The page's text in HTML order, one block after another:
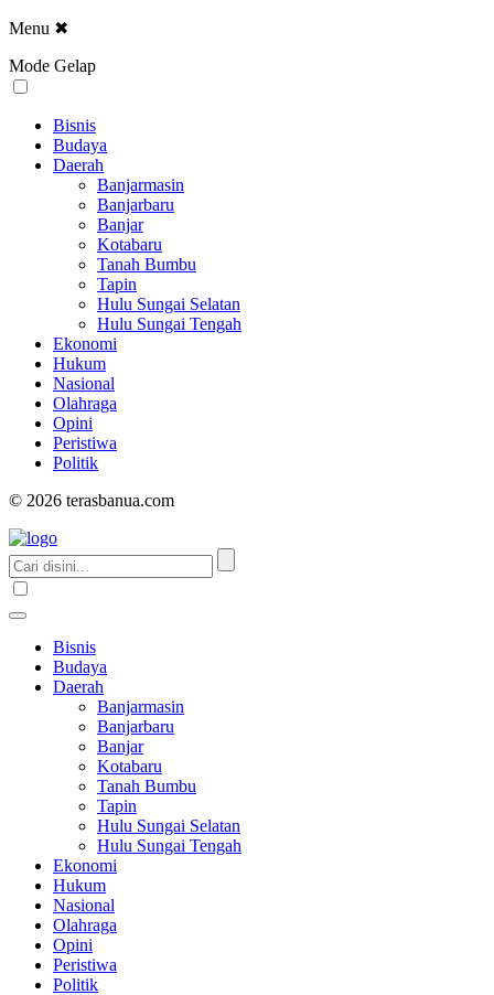
Menu ✖
Mode Gelap
Bisnis
Budaya
Daerah
Banjarmasin
Banjarbaru
Banjar
Kotabaru
Tanah Bumbu
Tapin
Hulu Sungai Selatan
Hulu Sungai Tengah
Ekonomi
Hukum
Nasional
Olahraga
Opini
Peristiwa
Politik
© 2026 terasbanua.com
Bisnis
Budaya
Daerah
Banjarmasin
Banjarbaru
Banjar
Kotabaru
Tanah Bumbu
Tapin
Hulu Sungai Selatan
Hulu Sungai Tengah
Ekonomi
Hukum
Nasional
Olahraga
Opini
Peristiwa
Politik